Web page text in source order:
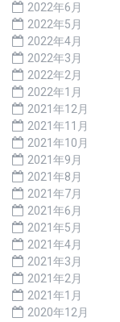
2022年6月
2022年5月
2022年4月
2022年3月
2022年2月
2022年1月
2021年12月
2021年11月
2021年10月
2021年9月
2021年8月
2021年7月
2021年6月
2021年5月
2021年4月
2021年3月
2021年2月
2021年1月
2020年12月